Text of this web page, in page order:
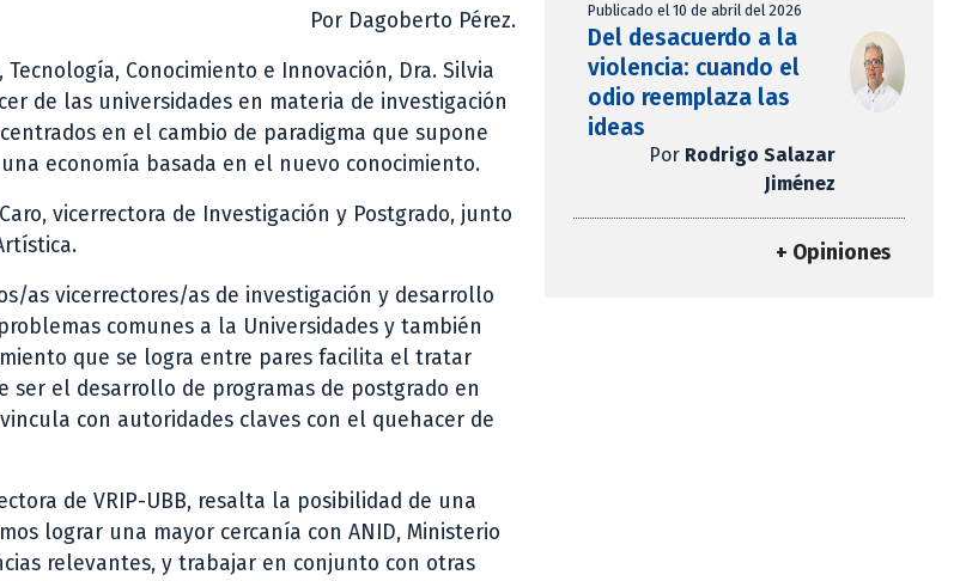
Por Dagoberto Pérez.
Conocimiento e Innovación, Dra. Silvia
de las universidades en materia de investigación
en el cambio de paradigma que supone
economía basada en el nuevo conocimiento.
vicerrectora de Investigación y Postgrado, junto
as vicerrectores/as de investigación y desarrollo
comunes a la Universidades y también
que se logra entre pares facilita el tratar
el desarrollo de programas de postgrado en
con autoridades claves con el quehacer de
de VRIP-UBB, resalta la posibilidad de una
lograr una mayor cercanía con ANID, Ministerio
relevantes, y trabajar en conjunto con otras
Publicado el 10 de abril del 2026
Del desacuerdo a la
violencia: cuando el
odio reemplaza las
ideas
Por Rodrigo Salazar
Jiménez
+ Opiniones